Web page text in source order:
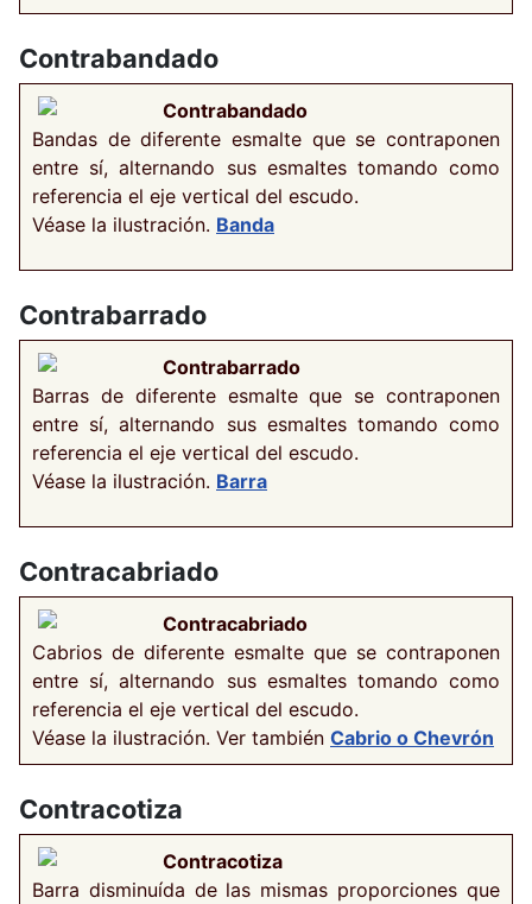
Contrabandado
Contrabandado
Bandas de diferente esmalte que se contraponen
entre sí, alternando sus esmaltes tomando como
referencia el eje vertical del escudo.
Véase la ilustración. Banda
Contrabarrado
Contrabarrado
Barras de diferente esmalte que se contraponen
entre sí, alternando sus esmaltes tomando como
referencia el eje vertical del escudo.
Véase la ilustración. Barra
Contracabriado
Contracabriado
Cabrios de diferente esmalte que se contraponen
entre sí, alternando sus esmaltes tomando como
referencia el eje vertical del escudo.
Véase la ilustración. Ver también Cabrio o Chevrón
Contracotiza
Contracotiza
Barra disminuída de las mismas proporciones que